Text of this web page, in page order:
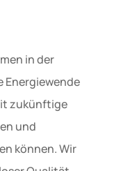
in der
Energiewende
zukünftige
und
können. Wir